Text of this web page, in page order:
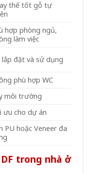
thế tốt gỗ tự
hợp phòng ngủ,
làm việc
lắp đặt và sử dụng
phù hợp WC
môi trường
ưu cho dự án
PU hoặc Veneer đa
trong nhà ở